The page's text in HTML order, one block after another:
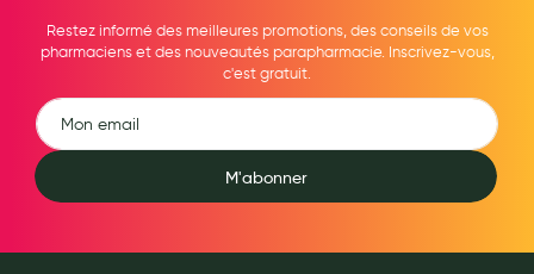
Restez informé des meilleures promotions, des conseils de vos
pharmaciens et des nouveautés parapharmacie. Inscrivez-vous,
c'est gratuit.
M'abonner